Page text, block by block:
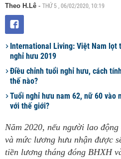
Theo H.Lê - THỨ 5 , 06/02/2020, 10:19
International Living: Việt Nam
nghỉ hưu 2019
Điều chỉnh tuổi nghỉ hưu, cách
thế nào?
Tuổi nghỉ hưu nam 62, nữ 60 vào
với thế giới?
Năm 2020, nếu người lao
và mức lương hưu nhận được
tiền lương tháng đóng BHXH